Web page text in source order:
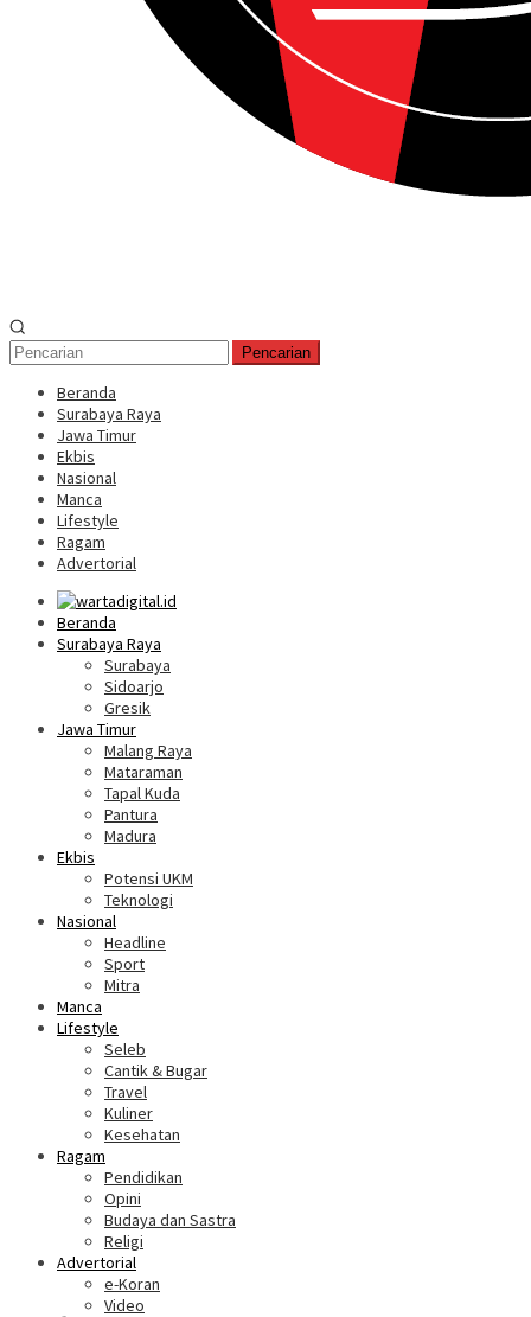
Pencarian
Beranda
Surabaya Raya
Jawa Timur
Ekbis
Nasional
Manca
Lifestyle
Ragam
Advertorial
Beranda
Surabaya Raya
Surabaya
Sidoarjo
Gresik
Jawa Timur
Malang Raya
Mataraman
Tapal Kuda
Pantura
Madura
Ekbis
Potensi UKM
Teknologi
Nasional
Headline
Sport
Mitra
Manca
Lifestyle
Seleb
Cantik & Bugar
Travel
Kuliner
Kesehatan
Ragam
Pendidikan
Opini
Budaya dan Sastra
Religi
Advertorial
e-Koran
Video